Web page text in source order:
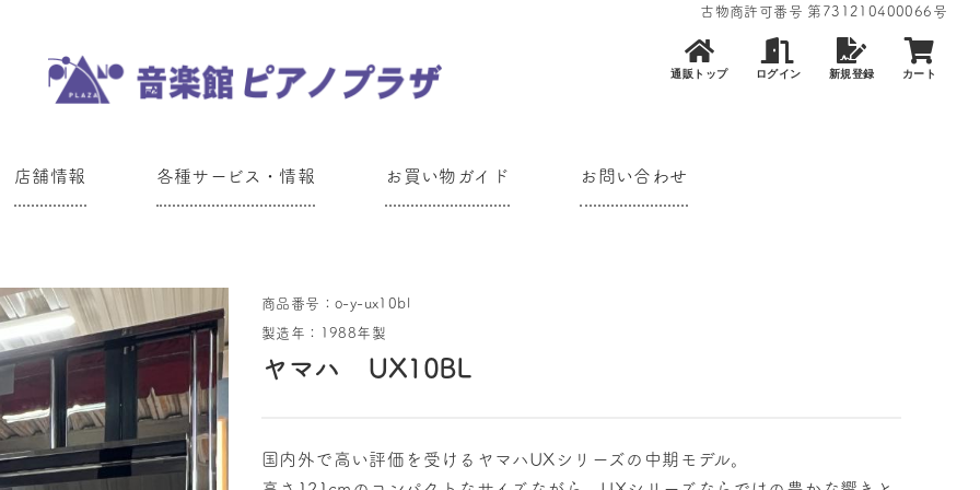
古物商許可番号 第731210400066号
店舗情報 各種サービス・情報 お買い物ガイド お問い合わせ
通販トップ ログイン 新規登録 カート
商品番号：o-y-ux10bl
製造年：1988年製
ヤマハ UX10BL
国内外で高い評価を受けるヤマハUXシリーズの中期モデル。